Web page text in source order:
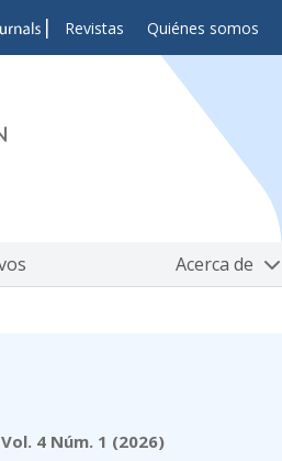
| Revistas Quiénes somos
Acerca de
Vol. 4 Núm. 1 (2026)